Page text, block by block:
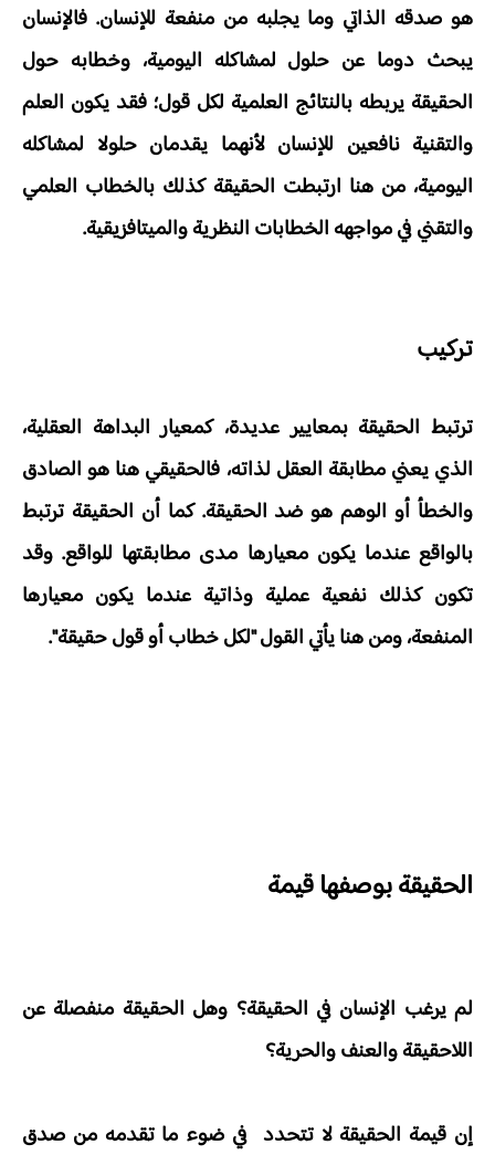
هو صدقه الذاتي وما يجلبه من منفعة للإنسان. فالإنسان
يبحث دوما عن حلول لمشاكله اليومية، وخطابه حول
الحقيقة يربطه بالنتائج العلمية لكل قول؛ فقد يكون العلم
والتقنية نافعين للإنسان لأنهما يقدمان حلولا لمشاكله
اليومية، من هنا ارتبطت الحقيقة كذلك بالخطاب العلمي
والتقني في مواجهه الخطابات النظرية والميتافزيقية.
تركيب
ترتبط الحقيقة بمعايير عديدة، كمعيار البداهة العقلية،
الذي يعني مطابقة العقل لذاته، فالحقيقي هنا هو الصادق
والخطأ أو الوهم هو ضد الحقيقة. كما أن الحقيقة ترتبط
بالواقع عندما يكون معيارها مدى مطابقتها للواقع. وقد
تكون كذلك نفعية عملية وذاتية عندما يكون معيارها
المنفعة، ومن هنا يأتي القول "لكل خطاب أو قول حقيقة".
الحقيقة بوصفها قيمة
لم يرغب الإنسان في الحقيقة؟ وهل الحقيقة منفصلة عن
اللاحقيقة والعنف والحرية؟
إن قيمة الحقيقة لا تتحدد في ضوء ما تقدمه من صدق